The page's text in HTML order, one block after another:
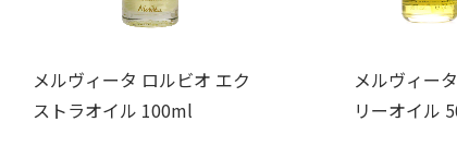
メルヴィータ ロルビオ エク
ストラオイル 100ml
メルヴィー
リーオイル